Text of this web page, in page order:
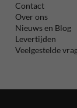
Contact
Over ons
Nieuws en Blog
Levertijden
Veelgestelde